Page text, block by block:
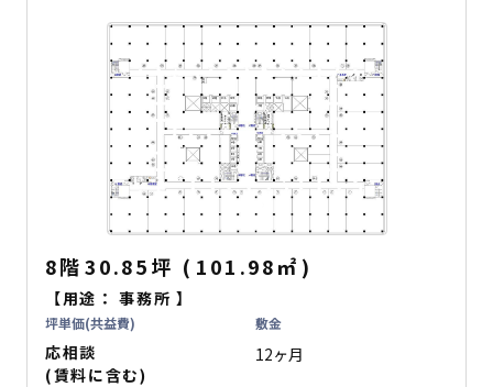
8階30.85坪 ( 101.98㎡ )
【用途：事務所 】
坪単価(共益費)
応相談
(賃料に含む)
敷金
12ヶ月